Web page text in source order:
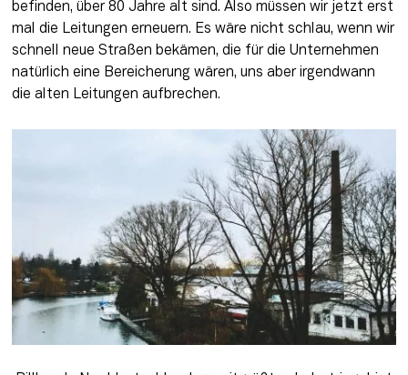
befinden, über 80 Jahre alt sind. Also müssen wir jetzt erst
mal die Leitungen erneuern. Es wäre nicht schlau, wenn wir
schnell neue Straßen bekämen, die für die Unternehmen
natürlich eine Bereicherung wären, uns aber irgendwann
die alten Leitungen aufbrechen.